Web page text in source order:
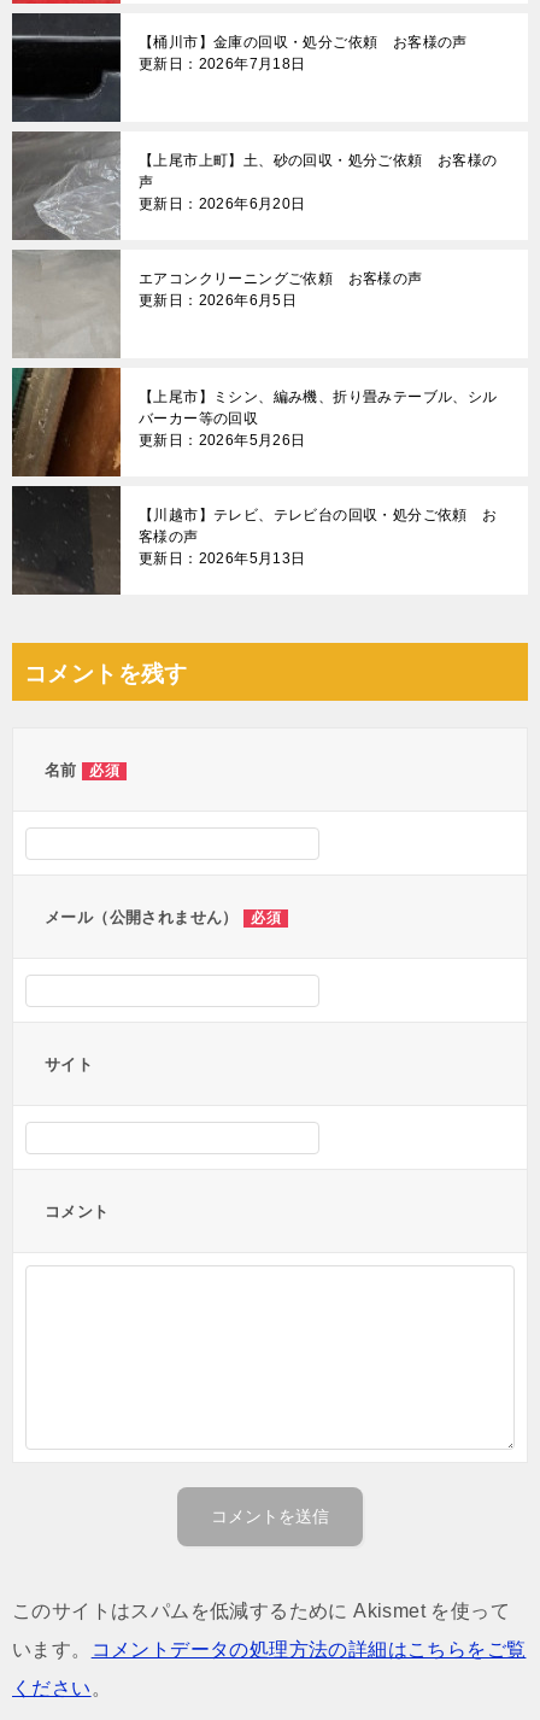
【桶川市】金庫の回収・処分ご依頼 お客様の声
更新日：2026年7月18日
【上尾市上町】土、砂の回収・処分ご依頼 お客様の
声
更新日：2026年6月20日
エアコンクリーニングご依頼 お客様の声
更新日：2026年6月5日
【上尾市】ミシン、編み機、折り畳みテーブル、シル
バーカー等の回収
更新日：2026年5月26日
【川越市】テレビ、テレビ台の回収・処分ご依頼 お
客様の声
更新日：2026年5月13日
コメントを残す
名前 必須
メール（公開されません） 必須
サイト
コメント
このサイトはスパムを低減するために Akismet を使って
います。
コメントデータの処理方法の詳細はこちらをご覧
ください 。